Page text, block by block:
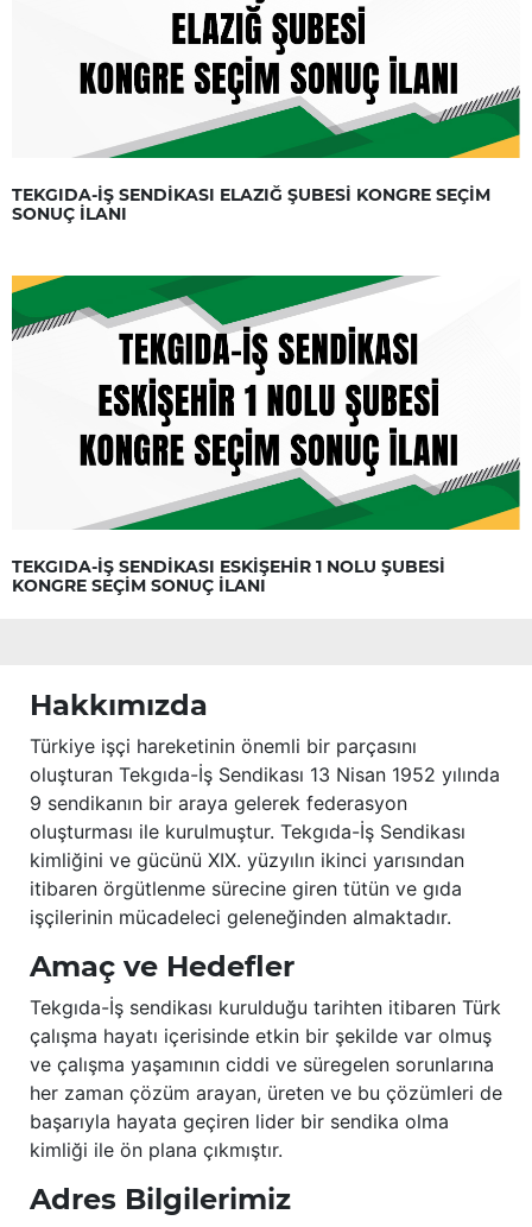
TEKGIDA-İŞ SENDİKASI ELAZIĞ ŞUBESİ KONGRE SEÇİM
SONUÇ İLANI
TEKGIDA-İŞ SENDİKASI ESKİŞEHİR 1 NOLU ŞUBESİ
KONGRE SEÇİM SONUÇ İLANI
Hakkımızda
Türkiye işçi hareketinin önemli bir parçasını
oluşturan Tekgıda-İş Sendikası 13 Nisan 1952 yılında
9 sendikanın bir araya gelerek federasyon
oluşturması ile kurulmuştur. Tekgıda-İş Sendikası
kimliğini ve gücünü XIX. yüzyılın ikinci yarısından
itibaren örgütlenme sürecine giren tütün ve gıda
işçilerinin mücadeleci geleneğinden almaktadır.
Amaç ve Hedefler
Tekgıda-İş sendikası kurulduğu tarihten itibaren Türk
çalışma hayatı içerisinde etkin bir şekilde var olmuş
ve çalışma yaşamının ciddi ve süregelen sorunlarına
her zaman çözüm arayan, üreten ve bu çözümleri de
başarıyla hayata geçiren lider bir sendika olma
kimliği ile ön plana çıkmıştır.
Adres Bilgilerimiz